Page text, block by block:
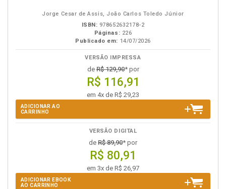
Jorge Cesar de Assis, João Carlos Toledo Júnior
ISBN: 978652632178-2
Páginas: 226
Publicado em: 14/07/2026
VERSÃO IMPRESSA
deR$ 129,90* por
R$ 116,91
em 4x de R$ 29,23
ADICIONAR AO
CARRINHO
VERSÃO DIGITAL
de R$ 89,90* por
R$ 80,91
em 3x de R$ 26,97
ADICIONAR EBOOK
AO CARRINHO